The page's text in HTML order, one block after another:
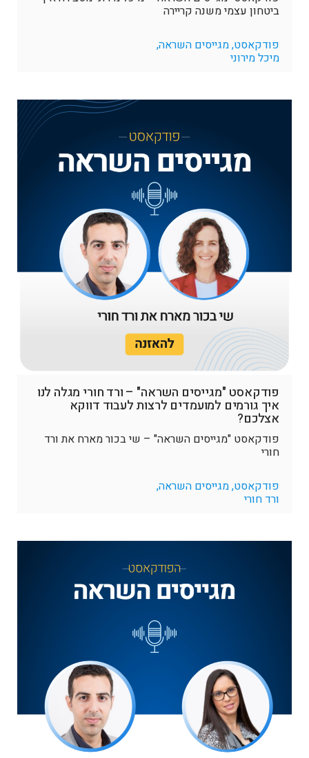
ביטחון עצמי משנה קריירה
פודקאסט, מגייסים השראה,
מיכל מירוני
פודקאסט "מגייסים השראה" – ורד חורי מגלה לנו
איך גורמים למועמדים לרצות לעבוד דווקא
אצלכם?
פודקאסט "מגייסים השראה" – שי בכור מארח את ורד
חורי
פודקאסט, מגייסים השראה,
ורד חורי